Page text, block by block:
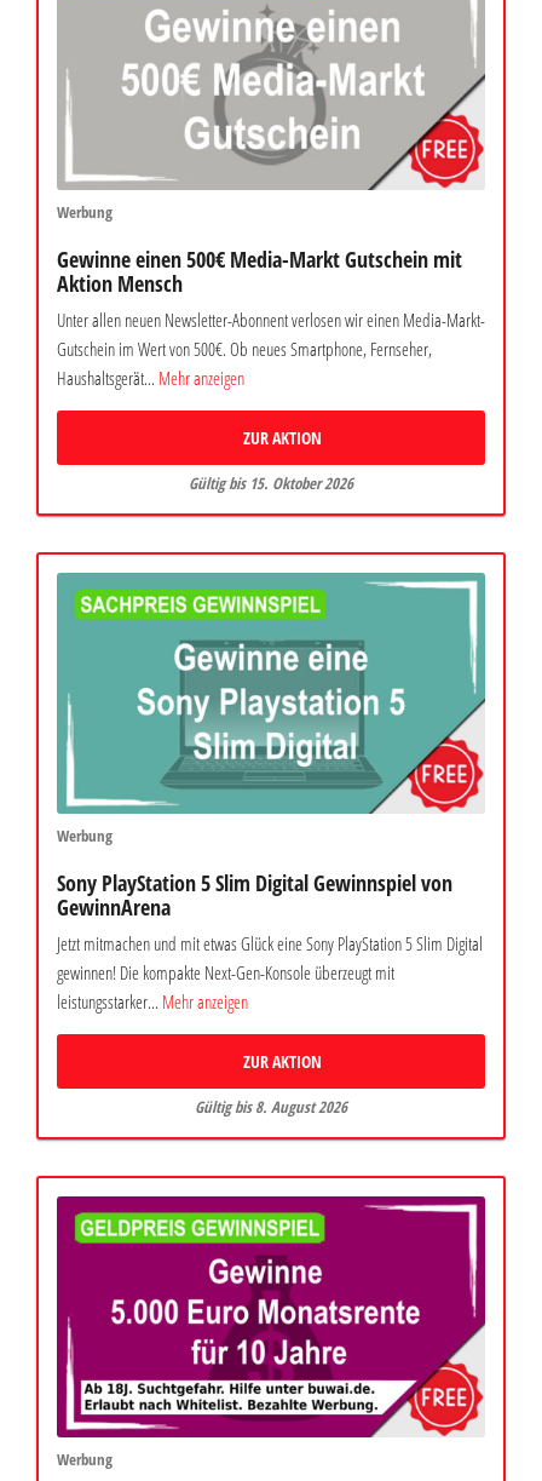
Werbung
Gewinne einen 500€ Media-Markt Gutschein mit
Aktion Mensch
Unter allen neuen Newsletter-Abonnent verlosen wir einen Media-Markt-
Gutschein im Wert von 500€. Ob neues Smartphone, Fernseher,
Haushaltsgerät... Mehr anzeigen
ZUR AKTION
Gültig bis 15. Oktober 2026
Werbung
Sony PlayStation 5 Slim Digital Gewinnspiel von
GewinnArena
Jetzt mitmachen und mit etwas Glück eine Sony PlayStation 5 Slim Digital
gewinnen! Die kompakte Next-Gen-Konsole überzeugt mit
leistungsstarker... Mehr anzeigen
ZUR AKTION
Gültig bis 8. August 2026
Werbung